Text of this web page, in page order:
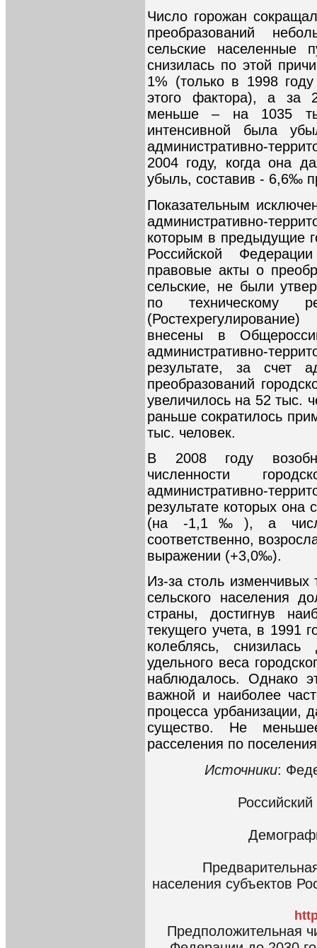
Число горожан
преобразований
сельские населенные
снизилась по этой
1% (только в 1998
этого фактора), а за
меньше – на 1035
интенсивной была
административно-
2004 году, когда она
убыль, составив - 6,6‰
Показательным
административно-
которым в предыдущие
Российской
правовые акты о
сельские, не были
по техническому
внесены в
административно-
результате, за счет
преобразований
увеличилось на 52 тыс.
раньше сократилось
тыс. человек.
В 2008 году
численности
административно-
результате которых она
(на -1,1‰), а
соответственно,
выражении (+3,0‰).
Из-за столь изменчивых
сельского населения
страны, достигнув
текущего учета, в 1991
колеблясь,
удельного веса
наблюдалось. Однако
важной и наиболее
процесса урбанизации,
существо. Не
расселения по
Источники:
населения субъектов
Предположительная